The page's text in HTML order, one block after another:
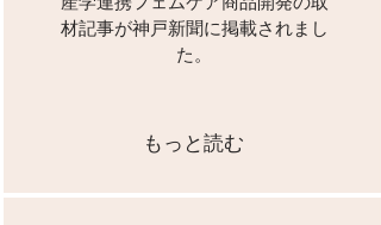
材記事が神戸新聞に掲載されまし
た。
もっと読む